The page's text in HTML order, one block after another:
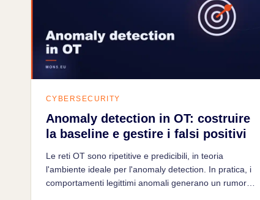
CYBERSECURITY
Anomaly detection in OT: costruire
la baseline e gestire i falsi positivi
Le reti OT sono ripetitive e predicibili, in teoria
l'ambiente ideale per l'anomaly detection. In pratica, i
comportamenti legittimi anomali generano un rumore